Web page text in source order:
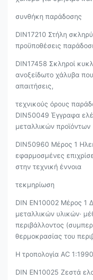
συνθήκη παράδοσης
DIN17210 Στήλη
προϋποθέσεις
DIN17458 Σκληροί
ανοξείδωτο χάλυβα που
απαιτήσεις,
τεχνικούς όρους
DIN50049 Έγγραφα
μεταλλικών προϊόντων
DIN50960 Μέρος 1
εφαρμοσμένες
στην τεχνική έννοια
τεκμηρίωση
DIN EN10002 Μέρος 1
μεταλλικών υλικών·
περιβάλλοντος
θερμοκρασίας του
Η τροπολογία AC
DIN EN10025 Ζεστά